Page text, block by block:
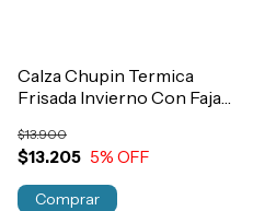
Calza Chupin Termica
Frisada Invierno Con Faja
$13.205
$13.900
5% OFF
Comprar